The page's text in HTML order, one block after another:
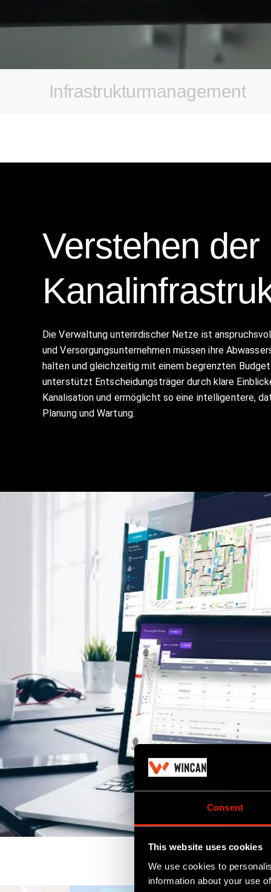
Consent
This website uses cookies
We use cookies to
information about your use
Infrastrukturmanagement
Verstehen der
Die Verwaltung unterirdischer Netze ist
und Versorgungsunternehmen müssen ihre
halten und gleichzeitig mit einem begrenzten Budget
unterstützt Entscheidungsträger durch klare
Kanalisation und ermöglicht so eine intelligentere,
Planung und Wartung.